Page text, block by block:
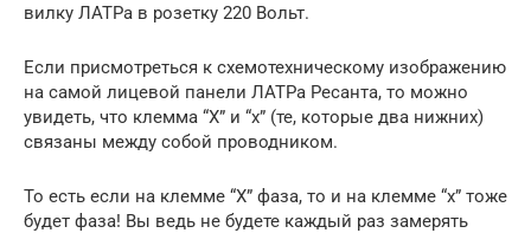
вилку ЛАТРа в розетку 220 Вольт.
Если присмотреться к схемотехническому изображению
на самой лицевой панели ЛАТРа Ресанта, то можно
увидеть, что клемма “Х” и “х” (те, которые два нижних)
связаны между собой проводником.
То есть если на клемме “Х” фаза, то и на клемме “х” тоже
будет фаза! Вы ведь не будете каждый раз замерять